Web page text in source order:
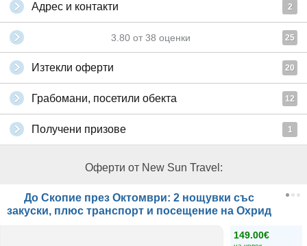
Адрес и контакти 2
3.80 от 38 оценки 25
Изтекли оферти 20
Грабомани, посетили обекта 12
Получени призове 1
Оферти от New Sun Travel:
До Скопие през Октомври: 2 нощувки със
закуски, плюс транспорт и посещение на Охрид
149.00€